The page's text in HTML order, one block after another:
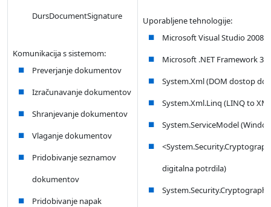
DursDocumentSignature
Komunikacija s sistemom:
Preverjanje dokumentov
Izračunavanje dokumentov
Shranjevanje dokumentov
Vlaganje dokumentov
Pridobivanje seznamov
dokumentov
Pridobivanje napak
Uporabljene tehnologije:
Microsoft Visual Studio 2008
Microsoft .NET Framework 3.5
System.Xml (DOM dostop do
System.Xml.Linq (LINQ to
System.ServiceModel
digitalna potrdila)